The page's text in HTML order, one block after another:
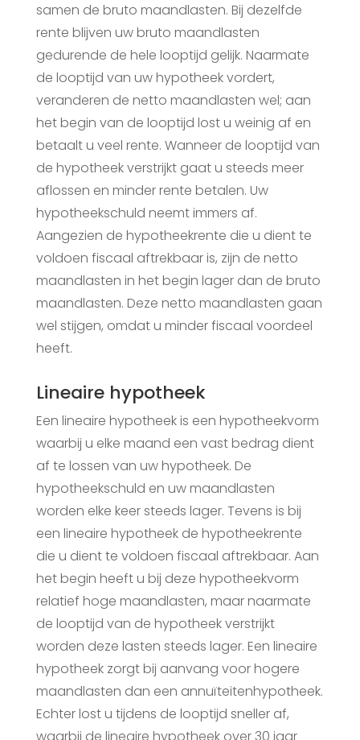
samen de bruto maandlasten. Bij dezelfde
rente blijven uw bruto maandlasten
gedurende de hele looptijd gelijk. Naarmate
de looptijd van uw hypotheek vordert,
veranderen de netto maandlasten wel; aan
het begin van de looptijd lost u weinig af en
betaalt u veel rente. Wanneer de looptijd van
de hypotheek verstrijkt gaat u steeds meer
aflossen en minder rente betalen. Uw
hypotheekschuld neemt immers af.
Aangezien de hypotheekrente die u dient te
voldoen fiscaal aftrekbaar is, zijn de netto
maandlasten in het begin lager dan de bruto
maandlasten. Deze netto maandlasten gaan
wel stijgen, omdat u minder fiscaal voordeel
heeft.
Lineaire hypotheek
Een lineaire hypotheek is een hypotheekvorm
waarbij u elke maand een vast bedrag dient
af te lossen van uw hypotheek. De
hypotheekschuld en uw maandlasten
worden elke keer steeds lager. Tevens is bij
een lineaire hypotheek de hypotheekrente
die u dient te voldoen fiscaal aftrekbaar. Aan
het begin heeft u bij deze hypotheekvorm
relatief hoge maandlasten, maar naarmate
de looptijd van de hypotheek verstrijkt
worden deze lasten steeds lager. Een lineaire
hypotheek zorgt bij aanvang voor hogere
maandlasten dan een annuïteitenhypotheek.
Echter lost u tijdens de looptijd sneller af,